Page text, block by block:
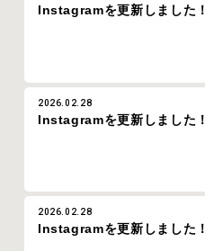
Instagramを更新しました！
2026.02.28
Instagramを更新しました！
2026.02.28
Instagramを更新しました！